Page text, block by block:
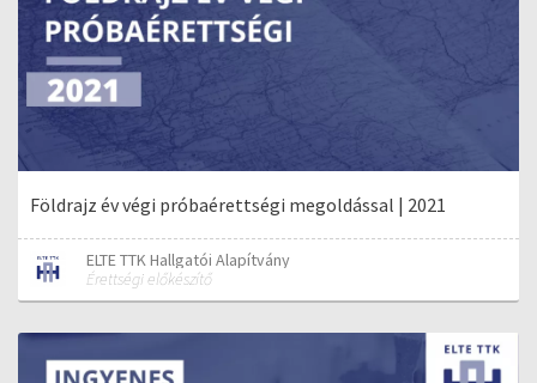
Földrajz év végi próbaérettségi megoldással | 2021
ELTE TTK Hallgatói Alapítvány
Érettségi előkészítő